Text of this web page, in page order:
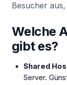
Besucher
Welche
gibt es?
Shared
Server.